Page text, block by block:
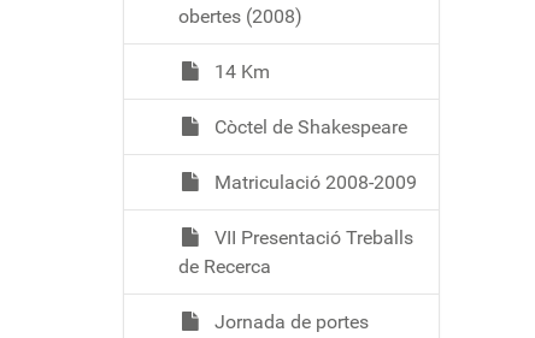
obertes (2008)
14 Km
Còctel de Shakespeare
Matriculació 2008-2009
VII Presentació Treballs
de Recerca
Jornada de portes